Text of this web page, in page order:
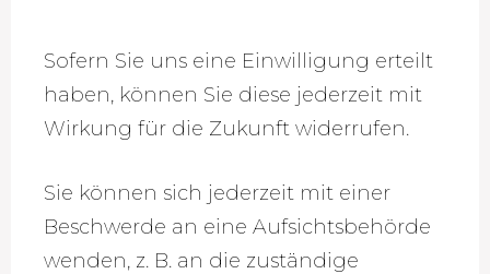
Sofern Sie uns eine Einwilligung erteilt
haben, können Sie diese jederzeit mit
Wirkung für die Zukunft widerrufen.
Sie können sich jederzeit mit einer
Beschwerde an eine Aufsichtsbehörde
wenden, z. B. an die zuständige